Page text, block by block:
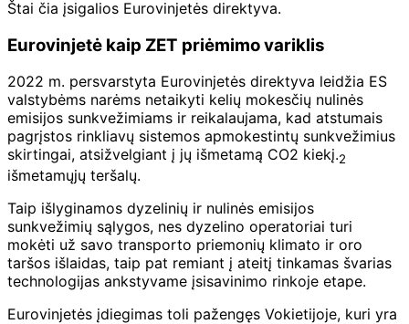
Štai čia įsigalios Eurovinjetės direktyva.
Eurovinjetė kaip ZET priėmimo variklis
2022 m. persvarstyta Eurovinjetės direktyva leidžia ES
valstybėms narėms netaikyti kelių mokesčių nulinės
emisijos sunkvežimiams ir reikalaujama, kad atstumais
pagrįstos rinkliavų sistemos apmokestintų sunkvežimius
skirtingai, atsižvelgiant į jų išmetamą CO2 kiekį.2
išmetamųjų teršalų.
Taip išlyginamos dyzelinių ir nulinės emisijos
sunkvežimių sąlygos, nes dyzelino operatoriai turi
mokėti už savo transporto priemonių klimato ir oro
taršos išlaidas, taip pat remiant į ateitį tinkamas švarias
technologijas ankstyvame įsisavinimo rinkoje etape.
Eurovinjetės įdiegimas toli pažengęs Vokietijoje, kuri yra